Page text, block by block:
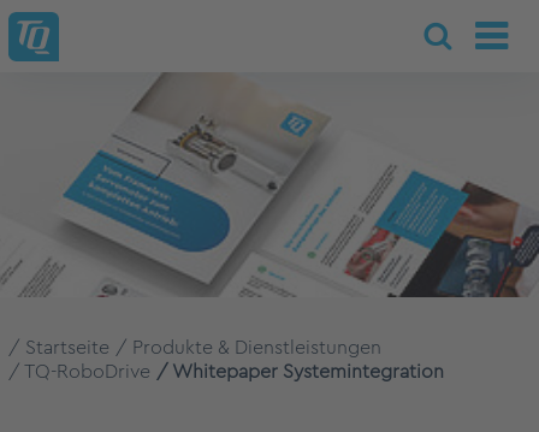
Startseite
Produkte & Dienstleistungen
TQ-RoboDrive
Whitepaper Systemintegration